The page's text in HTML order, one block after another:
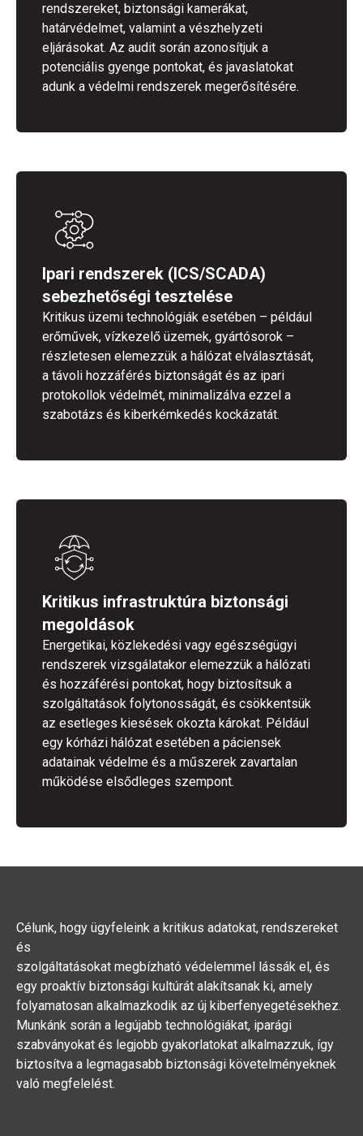
rendszereket, biztonsági kamerákat,
határvédelmet, valamint a vészhelyzeti
eljárásokat. Az audit során azonosítjuk a
potenciális gyenge pontokat, és javaslatokat
adunk a védelmi rendszerek megerősítésére.
Ipari rendszerek (ICS/SCADA)
sebezhetőségi tesztelése
Kritikus üzemi technológiák esetében – például
erőművek, vízkezelő üzemek, gyártósorok –
részletesen elemezzük a hálózat elválasztását,
a távoli hozzáférés biztonságát és az ipari
protokollok védelmét, minimalizálva ezzel a
szabotázs és kiberkémkedés kockázatát.
Kritikus infrastruktúra biztonsági
megoldások
Energetikai, közlekedési vagy egészségügyi
rendszerek vizsgálatakor elemezzük a hálózati
és hozzáférési pontokat, hogy biztosítsuk a
szolgáltatások folytonosságát, és csökkentsük
az esetleges kiesések okozta károkat. Például
egy kórházi hálózat esetében a páciensek
adatainak védelme és a műszerek zavartalan
működése elsődleges szempont.
Célunk, hogy ügyfeleink a kritikus adatokat, rendszereket
és
szolgáltatásokat megbízható védelemmel lássák el, és
egy proaktív biztonsági kultúrát alakítsanak ki, amely
folyamatosan alkalmazkodik az új kiberfenyegetésekhez.
Munkánk során a legújabb technológiákat, iparági
szabványokat és legjobb gyakorlatokat alkalmazzuk, így
biztosítva a legmagasabb biztonsági követelményeknek
való megfelelést.